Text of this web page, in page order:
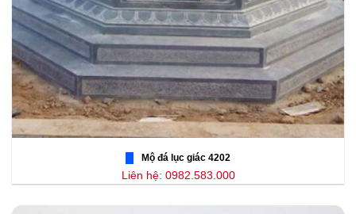
Mộ đá lục giác 4202
Liên hệ: 0982.583.000